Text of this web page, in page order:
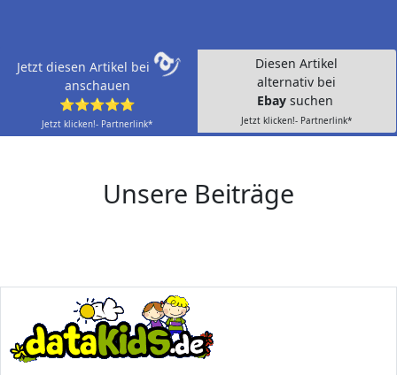
Jetzt diesen Artikel bei
anschauen
⭐⭐⭐⭐⭐
Jetzt klicken!- Partnerlink*
Diesen Artikel
alternativ bei
Ebay suchen
Jetzt klicken!- Partnerlink*
Unsere Beiträge